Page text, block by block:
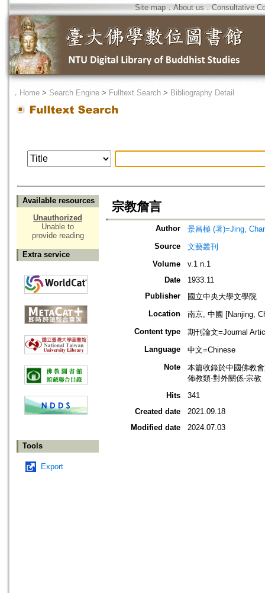
Site map．About us ． Consultative
． Home > Search Engine > Fulltext Search > Bibliography Detail
Available resources
Unauthorized
Unable to
provide reading
Extra service
Tools
Export
宗教詹言
Author
景昌極 (著)=Jing,
Source
文藝叢刊
Volume
v.1 n.1
Date
1933.11
Publisher
國立中央大學文學院
Location
南京, 中國 [Nanjing,
Content type
期刊論文=Journal
Language
中文=Chinese
Note
本篇收錄於中國佛教
佈教類-對外關係-宗教
Hits
341
Created date
2021.09.18
Modified date
2024.07.03